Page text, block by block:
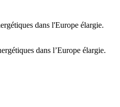
dans l'Europe élargie.
dans l’Europe élargie.